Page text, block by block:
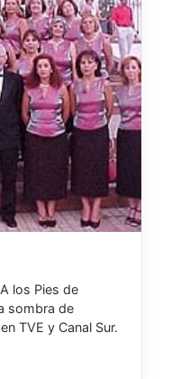
los Pies de
sombra de
TVE y Canal Sur.